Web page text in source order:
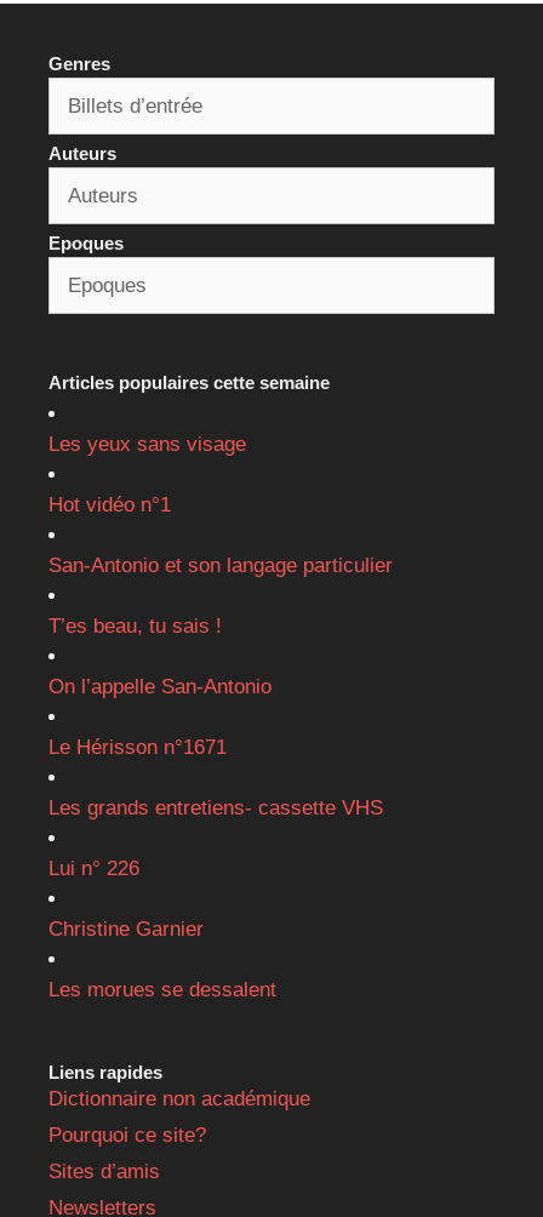
Genres
Auteurs
Epoques
Articles populaires cette semaine
Les yeux sans visage
Hot vidéo n°1
San-Antonio et son langage particulier
T’es beau, tu sais !
On l’appelle San-Antonio
Le Hérisson n°1671
Les grands entretiens- cassette VHS
Lui n° 226
Christine Garnier
Les morues se dessalent
Liens rapides
Dictionnaire non académique
Pourquoi ce site?
Sites d’amis
Newsletters